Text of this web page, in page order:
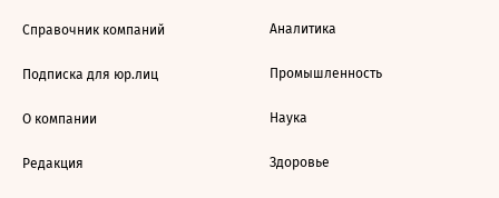
Справочник компаний
Подписка для юр.лиц
О компании
Редакция
Аналитика
Промышленность
Наука
Здоровье